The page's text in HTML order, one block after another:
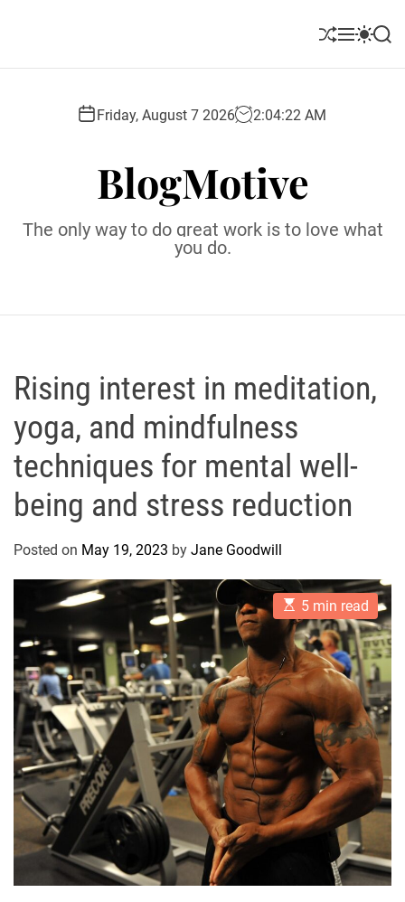
S
l
M S
r
m
S
Friday, August 7 2026 2:04:24 AM
BlogMotive
The only way to do great work is to love what
you do.
Rising interest in meditation,
yoga, and mindfulness
techniques for mental well-
being and stress reduction
Posted on May 19, 2023 by Jane Goodwill
E
s
t
i
m
a
t
e
d
r
e
a
d
t
i
m
e
5 min read